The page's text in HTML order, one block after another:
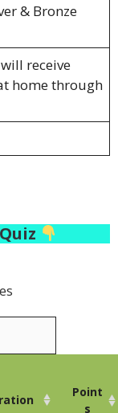
& Bronze
receive
home through
Point
s